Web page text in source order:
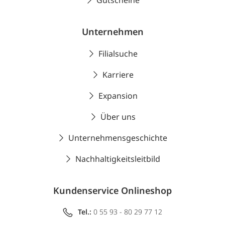
Unternehmen
Filialsuche
Karriere
Expansion
Über uns
Unternehmensgeschichte
Nachhaltigkeitsleitbild
Kundenservice Onlineshop
Tel.: 0 55 93 - 80 29 77 12